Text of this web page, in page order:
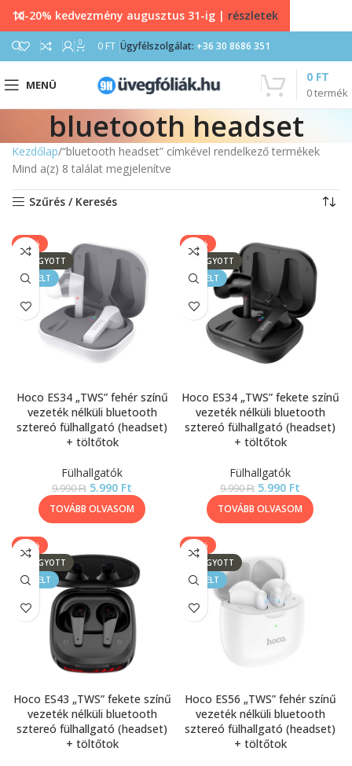
0 0 FT Ügyfélszolgálat: +36 30 8686 351
MENÜ
0termék
0 FT
bluetooth headset
Kezdőlap “bluetooth headset” címkével rendelkező termékek
Mind a(z) 8 találat megjelenítve
Szűrés / Keresés
-40%
ELFOGYOTT
KIEMELT
Hoco ES34 „TWS” fehér színű
vezeték nélküli bluetooth
sztereó fülhallgató (headset)
+ töltőtok
Fülhallgatók
9.990Ft 5.990 Ft
TOVÁBB OLVASOM
-40%
ELFOGYOTT
KIEMELT
Hoco ES34 „TWS” fekete színű
vezeték nélküli bluetooth
sztereó fülhallgató (headset)
+ töltőtok
Fülhallgatók
9.990Ft 5.990 Ft
TOVÁBB OLVASOM
-30%
ELFOGYOTT
KIEMELT
Hoco ES43 „TWS” fekete színű
vezeték nélküli bluetooth
sztereó fülhallgató (headset)
+ töltőtok
-30%
ELFOGYOTT
KIEMELT
Hoco ES56 „TWS” fehér színű
vezeték nélküli bluetooth
sztereó fülhallgató (headset)
+ töltőtok
10-20% kedvezmény augusztus 31-ig | részletek